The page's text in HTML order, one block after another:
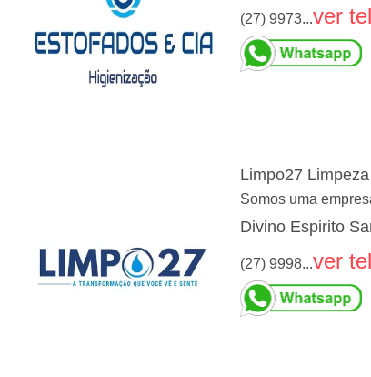
(27) 9973...ver
Limpo27
Somos uma
Divino Espirito
(27) 9998...ver